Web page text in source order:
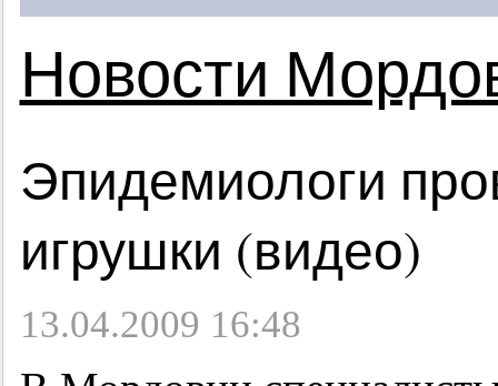
Новости
Эпидемиологи
игрушки (видео)
13.04.2009 16:48